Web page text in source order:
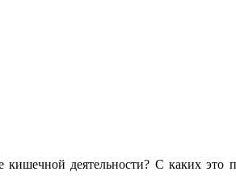
кишечной деятельности? С каких это